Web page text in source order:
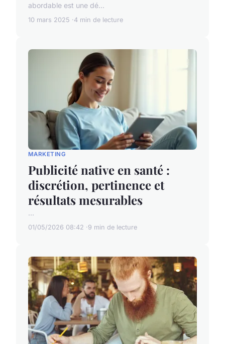
abordable est une dé...
10 mars 2025 4 min de lecture
MARKETING
Publicité native en santé :
discrétion, pertinence et
résultats mesurables
...
01/05/2026 08:42 9 min de lecture